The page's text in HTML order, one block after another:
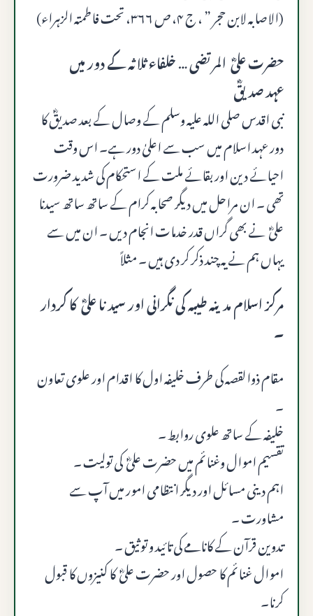
(الاصابه لابن حجر ” ، ج ۴، ص ۳۶۶، تحت فاطمتہ الزہراء)
حضرت علیؓ المرتضی … خلفاء ثلاثہ کے دور میں
عہد صدیقؓ
نبی اقدس صلى الله عليه وسلم کے وصال کے بعد صدیقؓ کا
دور عہد اسلام میں سب سے اعلیٰ دور ہے۔ اس وقت
احیائے دین اور بقائے ملت کے استحکام کی شدید ضرورت
تھی ۔ ان مراحل میں دیگر صحابہ کرام کے ساتھ ساتھ سیدنا
علیؓ نے بھی گراں قدر خدمات انجام دیں ۔ ان میں سے
یہاں ہم نے یہ چند ذکر کر دی ہیں ۔ مثلاً
مرکز اسلام مدینہ طیبہ کی نگرانی اور سید نا علیؓ کا کردار
۔
مقام ذوالقصہ کی طرف خلیفہ اول کا اقدام اور علوی تعاون
۔
خلیفہ کے ساتھ علوی روابط ۔
تقسیم اموال وغنائم میں حضرت علیؓ کی تولیت ۔
اہم دینی مسائل اور دیگر انتظامی امور میں آپ سے
مشاورت ۔
تدوین قرآن کے کانامے کی تائید و توثیق ۔
اموال غنائم کا حصول اور حضرت علیؓ کا کنیزوں کا قبول
کرنا۔